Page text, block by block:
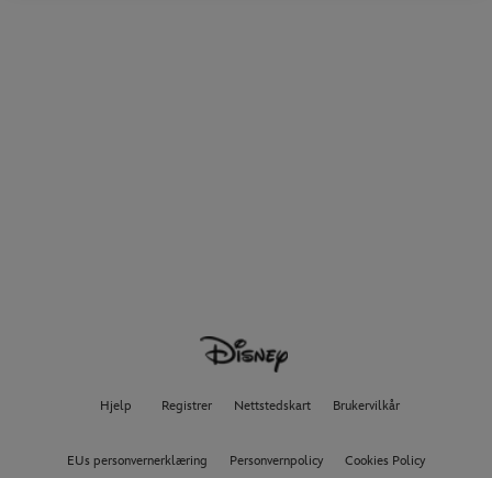
Hjelp Registrer Nettstedskart Brukervilkår
EUs personvernerklæring Personvernpolicy Cookies Policy